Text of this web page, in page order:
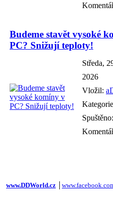
Budeme stavět vysoké
PC? Snižují teploty!
Středa,
2026
Vložil:
www.DDWorld.cz